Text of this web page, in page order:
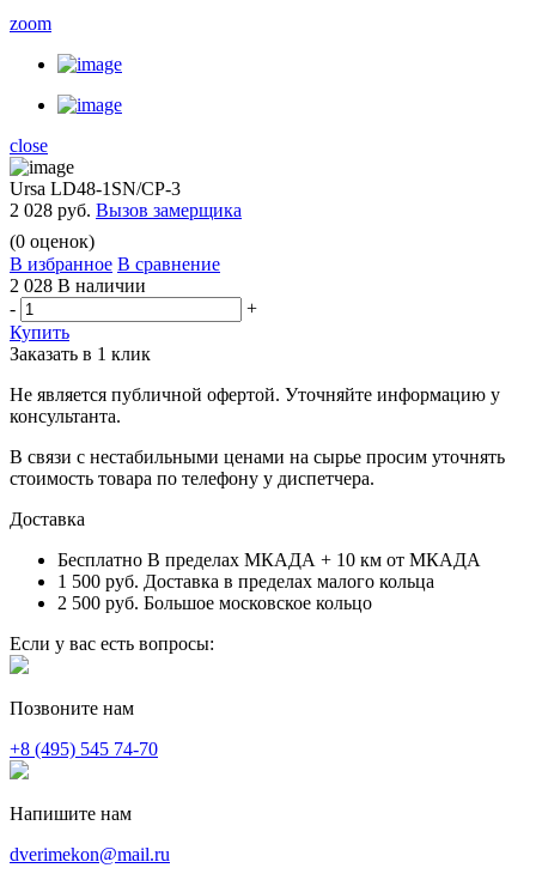
zoom
close
Ursa LD48-1SN/CP-3
2 028 руб. Вызов замерщика
(0 оценок)
В избранное В сравнение
2 028 В наличии
-
+
Купить
Заказать в 1 клик
Не является публичной офертой. Уточняйте информацию у
консультанта.
В связи с нестабильными ценами на сырье просим уточнять
стоимость товара по телефону у диспетчера.
Доставка
Бесплатно В пределах МКАДА + 10 км от МКАДА
1 500 руб. Доставка в пределах малого кольца
2 500 руб. Большое московское кольцо
Если у вас есть вопросы:
Позвоните нам
+8 (495) 545 74-70
Напишите нам
dverimekon@mail.ru